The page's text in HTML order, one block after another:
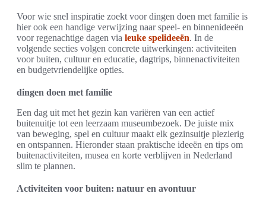
Voor wie snel inspiratie zoekt voor dingen doen met familie is
hier ook een handige verwijzing naar speel- en binnenideeën
voor regenachtige dagen via leuke spelideeën. In de
volgende secties volgen concrete uitwerkingen: activiteiten
voor buiten, cultuur en educatie, dagtrips, binnenactiviteiten
en budgetvriendelijke opties.
dingen doen met familie
Een dag uit met het gezin kan variëren van een actief
buitenuitje tot een leerzaam museumbezoek. De juiste mix
van beweging, spel en cultuur maakt elk gezinsuitje plezierig
en ontspannen. Hieronder staan praktische ideeën en tips om
buitenactiviteiten, musea en korte verblijven in Nederland
slim te plannen.
Activiteiten voor buiten: natuur en avontuur